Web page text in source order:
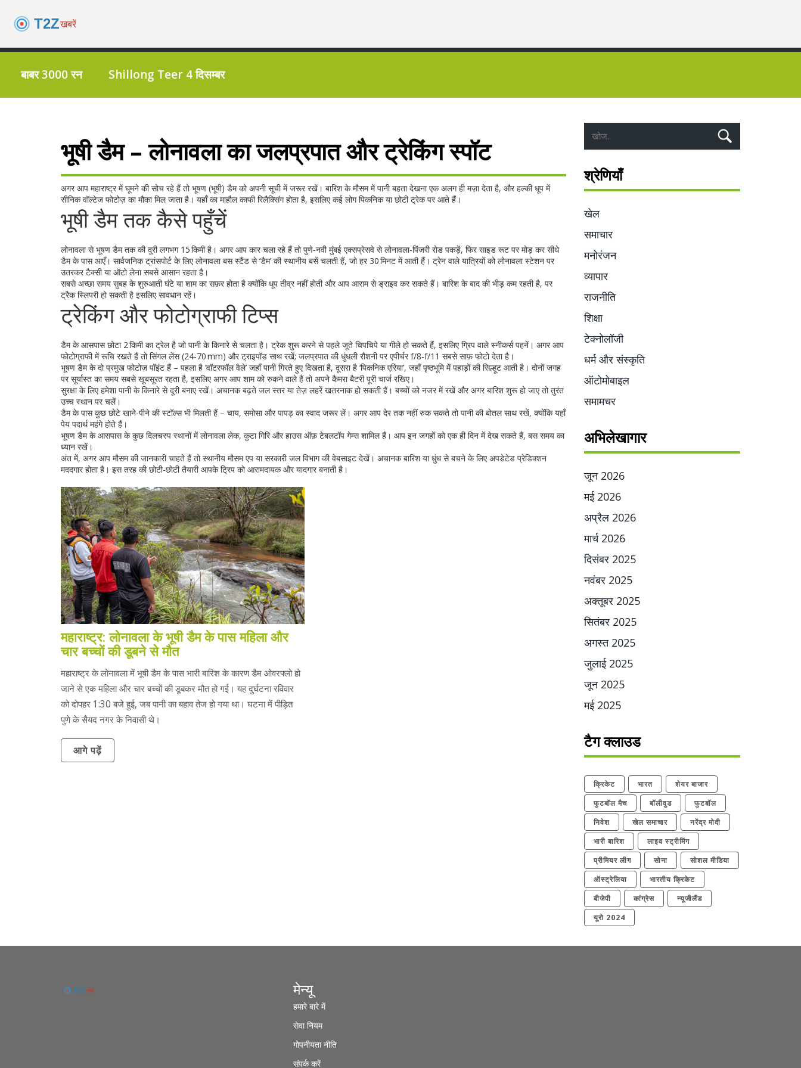
बाबर 3000 रन Shillong Teer 4 दिसम्बर
भूषी डैम – लोनावला का जलप्रपात और ट्रेकिंग स्पॉट
अगर आप महाराष्ट्र में घूमने की सोच रहे हैं तो भूषण (भूषी) डैम को अपनी सूची में जरूर रखें। बारिश के मौसम में पानी बहता देखना एक अलग ही मज़ा देता है, और हल्की धूप में
सीनिक वॉल्टेज फोटोज़ का मौका मिल जाता है। यहाँ का माहौल काफी रिलैक्सिंग होता है, इसलिए कई लोग पिकनिक या छोटी ट्रेक पर आते हैं।
भूषी डैम तक कैसे पहुँचें
लोनावला से भूषण डैम तक की दूरी लगभग 15 किमी है। अगर आप कार चला रहे हैं तो पुणे‑नवी मुंबई एक्सप्रेसवे से लोनावला‑पिंजरी रोड पकड़ें, फिर साइड रूट पर मोड़ कर सीधे
डैम के पास आएँ। सार्वजनिक ट्रांसपोर्ट के लिए लोनावला बस स्टैंड से ‘डैम’ की स्थानीय बसें चलती हैं, जो हर 30 मिनट में आती हैं। ट्रेन वाले यात्रियों को लोनावला स्टेशन पर
उतरकर टैक्सी या ऑटो लेना सबसे आसान रहता है।
सबसे अच्छा समय सुबह के शुरुआती घंटे या शाम का सफ़र होता है क्योंकि धूप तीव्र नहीं होती और आप आराम से ड्राइव कर सकते हैं। बारिश के बाद की भीड़ कम रहती है, पर
ट्रैक स्लिपरी हो सकती है इसलिए सावधान रहें।
ट्रेकिंग और फोटोग्राफी टिप्स
डैम के आसपास छोटा 2 किमी का ट्रेल है जो पानी के किनारे से चलता है। ट्रेक शुरू करने से पहले जूते चिपचिपे या गीले हो सकते हैं, इसलिए ग्रिप वाले स्नीकर्स पहनें। अगर आप
फोटोग्राफी में रूचि रखते हैं तो सिंगल लेंस (24‑70 mm) और ट्राइपॉड साथ रखें; जलप्रपात की धुंधली रौशनी पर एपीर्चर f/8‑f/11 सबसे साफ़ फोटो देता है।
भूषण डैम के दो प्रमुख फोटोज़ पॉइंट हैं – पहला है ‘वॉटरफॉल वैले’ जहाँ पानी गिरते हुए दिखता है, दूसरा है ‘पिकनिक एरिया’, जहाँ पृष्ठभूमि में पहाड़ों की सिल्हूट आती है। दोनों जगह
पर सूर्यास्त का समय सबसे खूबसूरत रहता है, इसलिए अगर आप शाम को रुकने वाले हैं तो अपने कैमरा बैटरी पूरी चार्ज रखिए।
सुरक्षा के लिए हमेशा पानी के किनारे से दूरी बनाए रखें। अचानक बढ़ते जल स्तर या तेज़ लहरें खतरनाक हो सकती हैं। बच्चों को नजर में रखें और अगर बारिश शुरू हो जाए तो तुरंत
उच्च स्थान पर चलें।
डैम के पास कुछ छोटे खाने-पीने की स्टॉल्स भी मिलती हैं – चाय, समोसा और पापड़ का स्वाद जरूर लें। अगर आप देर तक नहीं रुक सकते तो पानी की बोतल साथ रखें, क्योंकि यहाँ
पेय पदार्थ महंगे होते हैं।
भूषण डैम के आसपास के कुछ दिलचस्प स्थानों में लोनावला लेक, कुटा गिरि और हाउस ऑफ़ टेबलटॉप गेम्स शामिल हैं। आप इन जगहों को एक ही दिन में देख सकते हैं, बस समय का
ध्यान रखें।
अंत में, अगर आप मौसम की जानकारी चाहते हैं तो स्थानीय मौसम एप या सरकारी जल विभाग की वेबसाइट देखें। अचानक बारिश या धुंध से बचने के लिए अपडेटेड प्रेडिक्शन
मददगार होता है। इस तरह की छोटी-छोटी तैयारी आपके ट्रिप को आरामदायक और यादगार बनाती है।
महाराष्ट्र: लोनावला के भूषी डैम के पास महिला और
चार बच्चों की डूबने से मौत
महाराष्ट्र के लोनावला में भूषी डैम के पास भारी बारिश के कारण डैम ओवरफ्लो हो
जाने से एक महिला और चार बच्चों की डूबकर मौत हो गई। यह दुर्घटना रविवार
को दोपहर 1:30 बजे हुई, जब पानी का बहाव तेज हो गया था। घटना में पीड़ित
पुणे के सैयद नगर के निवासी थे।
आगे पढ़ें
श्रेणियाँ
खेल
समाचार
मनोरंजन
व्यापार
राजनीति
शिक्षा
टेक्नोलॉजी
धर्म और संस्कृति
ऑटोमोबाइल
समामचर
अभिलेखागार
जून 2026
मई 2026
अप्रैल 2026
मार्च 2026
दिसंबर 2025
नवंबर 2025
अक्तूबर 2025
सितंबर 2025
अगस्त 2025
जुलाई 2025
जून 2025
मई 2025
टैग क्लाउड
क्रिकेट भारत
शेयर बाजार
फुटबॉल मैच
बॉलीवुड
फुटबॉल
निवेश
खेल समाचार
नरेंद्र मोदी
भारी बारिश
लाइव स्ट्रीमिंग
प्रीमियर लीग
सोना
सोशल मीडिया
ऑस्ट्रेलिया
भारतीय क्रिकेट
बीजेपी
कांग्रेस
न्यूजीलैंड
यूरो 2024
मेन्यू
हमारे बारे में
सेवा नियम
गोपनीयता नीति
संपर्क करें